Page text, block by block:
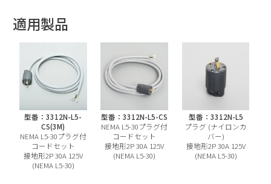
適用製品
型番：3312N-L5-
CS(3M)
NEMA L5-30プラグ付
コードセット
接地形2P 30A 125V
(NEMA L5-30)
型番：3312N-L5-CS
NEMA L5-30プラグ付
コードセット
接地形2P 30A 125V
(NEMA L5-30)
型番：3312N-L5
プラグ (ナイロンカ
バー)
接地形2P 30A 125V
(NEMA L5-30)